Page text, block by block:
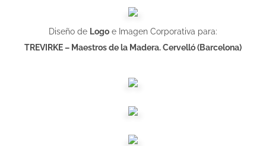
Diseño de Logo e Imagen Corporativa para:
TREVIRKE – Maestros de la Madera. Cervelló (Barcelona)